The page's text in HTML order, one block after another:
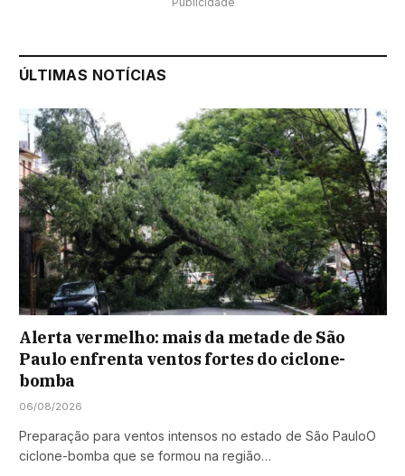
ÚLTIMAS NOTÍCIAS
Alerta vermelho: mais da metade de São
Paulo enfrenta ventos fortes do ciclone-
bomba
06/08/2026
Preparação para ventos intensos no estado de São PauloO
ciclone-bomba que se formou na região…